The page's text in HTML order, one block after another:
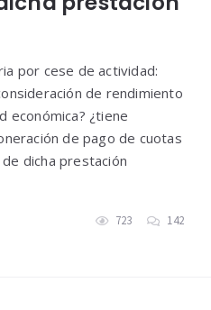
por cese de actividad:
de rendimiento
económica? ¿tiene
de pago de cuotas
dicha prestación
723 142